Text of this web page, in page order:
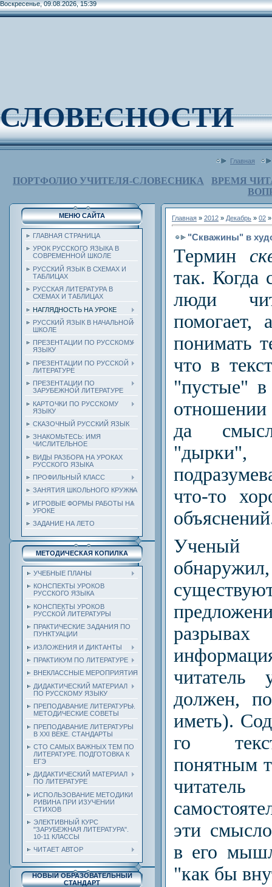
Воскресенье, 09.08.2026, 15:39
СЛОВЕСНОСТИ
Главная
ПОРТФОЛИО УЧИТЕЛЯ-СЛОВЕСНИКА
ВРЕМЯ
МЕНЮ САЙТА
ГЛАВНАЯ СТРАНИЦА
УРОК РУССКОГО ЯЗЫКА В
СОВРЕМЕННОЙ ШКОЛЕ
РУССКИЙ ЯЗЫК В СХЕМАХ И
ТАБЛИЦАХ
РУССКАЯ ЛИТЕРАТУРА В
СХЕМАХ И ТАБЛИЦАХ
НАГЛЯДНОСТЬ НА УРОКЕ
РУССКИЙ ЯЗЫК В НАЧАЛЬНОЙ
ШКОЛЕ
ПРЕЗЕНТАЦИИ ПО РУССКОМУ
ЯЗЫКУ
ПРЕЗЕНТАЦИИ ПО РУССКОЙ
ЛИТЕРАТУРЕ
ПРЕЗЕНТАЦИИ ПО
ЗАРУБЕЖНОЙ ЛИТЕРАТУРЕ
КАРТОЧКИ ПО РУССКОМУ
ЯЗЫКУ
СКАЗОЧНЫЙ РУССКИЙ ЯЗЫК
ЗНАКОМЬТЕСЬ: ИМЯ
ЧИСЛИТЕЛЬНОЕ
ВИДЫ РАЗБОРА НА УРОКАХ
РУССКОГО ЯЗЫКА
ПРОФИЛЬНЫЙ КЛАСС
ЗАНЯТИЯ ШКОЛЬНОГО КРУЖКА
ИГРОВЫЕ ФОРМЫ РАБОТЫ НА
УРОКЕ
ЗАДАНИЕ НА ЛЕТО
МЕТОДИЧЕСКАЯ КОПИЛКА
УЧЕБНЫЕ ПЛАНЫ
КОНСПЕКТЫ УРОКОВ
РУССКОГО ЯЗЫКА
КОНСПЕКТЫ УРОКОВ
РУССКОЙ ЛИТЕРАТУРЫ
ПРАКТИЧЕСКИЕ ЗАДАНИЯ ПО
ПУНКТУАЦИИ
ИЗЛОЖЕНИЯ И ДИКТАНТЫ
ПРАКТИКУМ ПО ЛИТЕРАТУРЕ
ВНЕКЛАССНЫЕ МЕРОПРИЯТИЯ
ДИДАКТИЧЕСКИЙ МАТЕРИАЛ
ПО РУССКОМУ ЯЗЫКУ
ПРЕПОДАВАНИЕ ЛИТЕРАТУРЫ.
МЕТОДИЧЕСКИЕ СОВЕТЫ
ПРЕПОДАВАНИЕ ЛИТЕРАТУРЫ
В XXI ВЕКЕ. СТАНДАРТЫ
СТО САМЫХ ВАЖНЫХ ТЕМ ПО
ЛИТЕРАТУРЕ. ПОДГОТОВКА К
ЕГЭ
ДИДАКТИЧЕСКИЙ МАТЕРИАЛ
ПО ЛИТЕРАТУРЕ
ИСПОЛЬЗОВАНИЕ МЕТОДИКИ
РИВИНА ПРИ ИЗУЧЕНИИ
СТИХОВ
ЭЛЕКТИВНЫЙ КУРС
"ЗАРУБЕЖНАЯ ЛИТЕРАТУРА".
10-11 КЛАССЫ
ЧИТАЕТ АВТОР
НОВЫЙ ОБРАЗОВАТЕЛЬНЫЙ
СТАНДАРТ
Главная » 2012 » Декабрь » 02
"Скважины" в
Термин
так. Когда
люди
понимать
что в
"пустые"
да
что-то
должен,
иметь).
го
понятным
эти
в его
"как бы